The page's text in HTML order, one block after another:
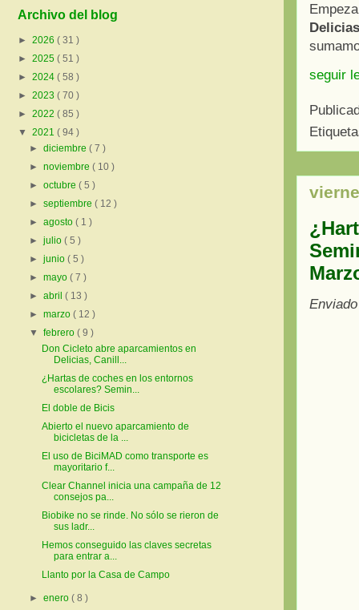
seguir
Archivo del blog
► 2026 ( 31 )
► 2025 ( 51 )
► 2024 ( 58 )
► 2023 ( 70 )
► 2022 ( 85 )
▼ 2021 ( 94 )
►diciembre( 7 )
►noviembre( 10 )
►octubre( 5 )
►septiembre( 12 )
►agosto( 1 )
►julio( 5 )
►junio( 5 )
►mayo( 7 )
►abril( 13 )
►marzo( 12 )
▼febrero( 9 )
Don Cicleto abre aparcamientos en
Delicias, Canill...
¿Hartas de coches en los entornos
escolares? Semin...
El doble de Bicis
Abierto el nuevo aparcamiento de
bicicletas de la ...
El uso de BiciMAD como transporte es
mayoritario f...
Clear Channel inicia una campaña de 12
consejos pa...
Biobike no se rinde. No sólo se rieron de
sus ladr...
Hemos conseguido las claves secretas
para entrar a...
Llanto por la Casa de Campo
►enero( 8 )